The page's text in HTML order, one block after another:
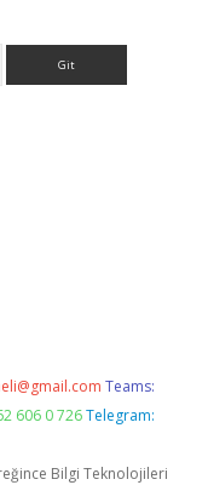
Teams:
606 0 726 Telegram:
Bilgi Teknolojileri